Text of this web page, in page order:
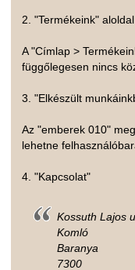
2. "Termékeink" aloldal
A "Címlap >
függőlegesen nincs
3. "Elkészült
Az "emberek 010"
lehetne
4. "Kapcsolat"
Kossuth Lajos
Komló
Baranya
7300